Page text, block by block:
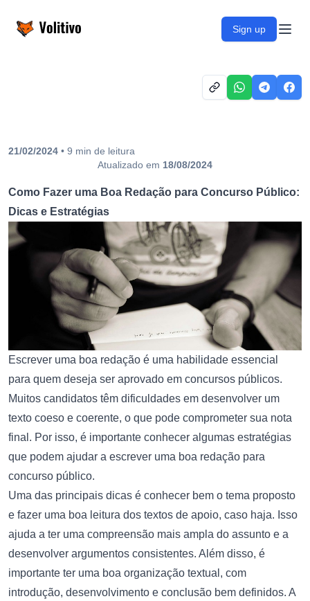
Volitivo Sign up
21/02/2024 • 9 min de leitura
Atualizado em 18/08/2024
Como Fazer uma Boa Redação para Concurso Público:
Dicas e Estratégias
Escrever uma boa redação é uma habilidade essencial
para quem deseja ser aprovado em concursos públicos.
Muitos candidatos têm dificuldades em desenvolver um
texto coeso e coerente, o que pode comprometer sua nota
final. Por isso, é importante conhecer algumas estratégias
que podem ajudar a escrever uma boa redação para
concurso público.
Uma das principais dicas é conhecer bem o tema proposto
e fazer uma boa leitura dos textos de apoio, caso haja. Isso
ajuda a ter uma compreensão mais ampla do assunto e a
desenvolver argumentos consistentes. Além disso, é
importante ter uma boa organização textual, com
introdução, desenvolvimento e conclusão bem definidos. A